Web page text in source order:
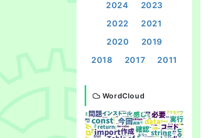
2024
2023
2022
2021
2020
2019
2018
2017 2011
WordCloud